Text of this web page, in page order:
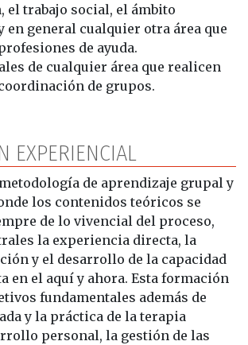
el trabajo social, el ámbito
en general cualquier otra área que
de ayuda.
de cualquier área que realicen
de grupos.
EXPERIENCIAL
de aprendizaje grupal y
los contenidos teóricos se
de lo vivencial del proceso,
la experiencia directa, la
y el desarrollo de la capacidad
en el aquí y ahora. Esta formación
fundamentales además de
y la práctica de la terapia
personal, la gestión de las